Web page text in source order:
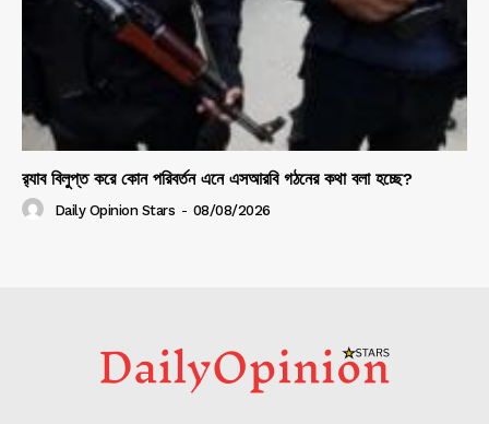
র‍্যাব বিলুপ্ত করে কোন পরিবর্তন এনে এসআরবি গঠনের কথা বলা হচ্ছে?
Daily Opinion Stars - 08/08/2026